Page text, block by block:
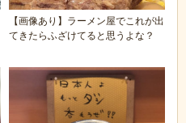
【画像あり】ラーメン屋でこれが出
てきたらふざけてると思うよな？